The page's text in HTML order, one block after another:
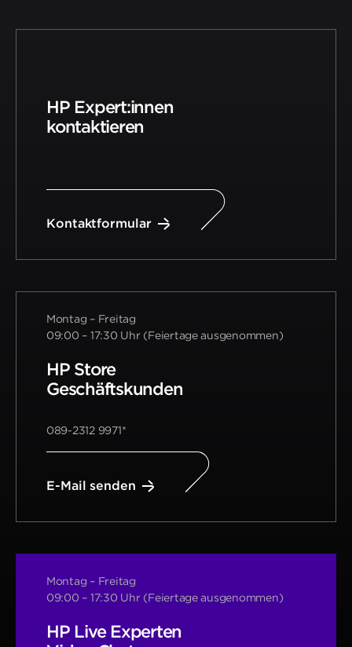
HP Expert:innen
kontaktieren
Kontaktformular
Montag – Freitag
09:00 – 17:30 Uhr (Feiertage ausgenommen)
HP Store
Geschäftskunden
089-2312 9971*
E-Mail senden
Montag – Freitag
09:00 – 17:30 Uhr (Feiertage ausgenommen)
HP Live Experten